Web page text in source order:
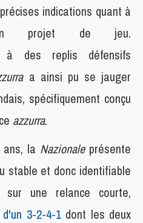
indications quant à
projet de jeu.
à des replis défensifs
a ainsi pu se jauger
spécifiquement conçu
azzurra.
la Nazionaleprésente
stable et donc identifiable
sur une relance courte,
3-2-4-1dont les deux